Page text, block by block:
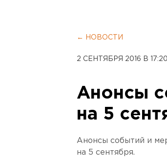
← НОВОСТИ
2 СЕНТЯБРЯ 2016 В 17:20
Анонсы
на 5
Анонсы событий и
на 5 сентября.